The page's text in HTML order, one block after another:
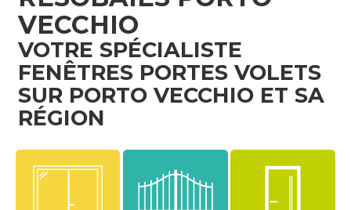
VECCHIO
VOTRE SPÉCIALISTE
FENÊTRES PORTES VOLETS
SUR PORTO VECCHIO ET SA
RÉGION